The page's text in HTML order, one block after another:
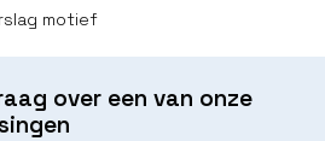
motief
over een van onze